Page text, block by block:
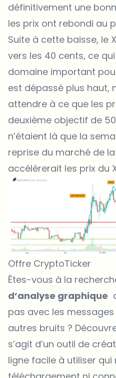
définitivement une
les prix ont rebondi au
Suite à cette baisse, le
vers les 40 cents, ce
domaine important
est dépassé plus haut,
attendre à ce que les
deuxième objectif de 50
n’étaient là que la
reprise du marché de
accélérerait les prix du
Offre CryptoTicker
Êtes-vous à la
d’analyse graphique
pas avec les
autres bruits ?
s’agit d’un outil de
ligne facile à utiliser